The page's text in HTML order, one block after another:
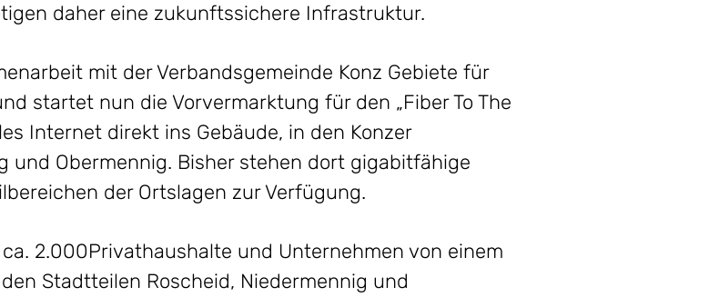
daher eine zukunftssichere Infrastruktur.
mit der Verbandsgemeinde Konz Gebiete für
startet nun die Vorvermarktung für den „Fiber To The
Internet direkt ins Gebäude, in den Konzer
und Obermennig. Bisher stehen dort gigabitfähige
der Ortslagen zur Verfügung.
2.000Privathaushalte und Unternehmen von einem
Stadtteilen Roscheid, Niedermennig und